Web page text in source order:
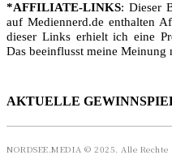
*AFFILIATE-LINKS: Dieser
auf Mediennerd.de enthalten
dieser Links erhielt ich eine
Das beeinflusst meine Meinung
AKTUELLE
NORDSEE.MEDIA © 2025. Alle Rechte